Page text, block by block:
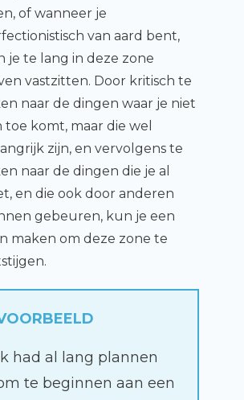
of wanneer je
van aard bent,
je te lang in deze zone
vastzitten. Door kritisch te
naar de dingen waar je niet
toe komt, maar die wel
zijn, en vervolgens te
naar de dingen die je al
en die ook door anderen
gebeuren, kun je een
maken om deze zone te
had al lang plannen
te beginnen aan een